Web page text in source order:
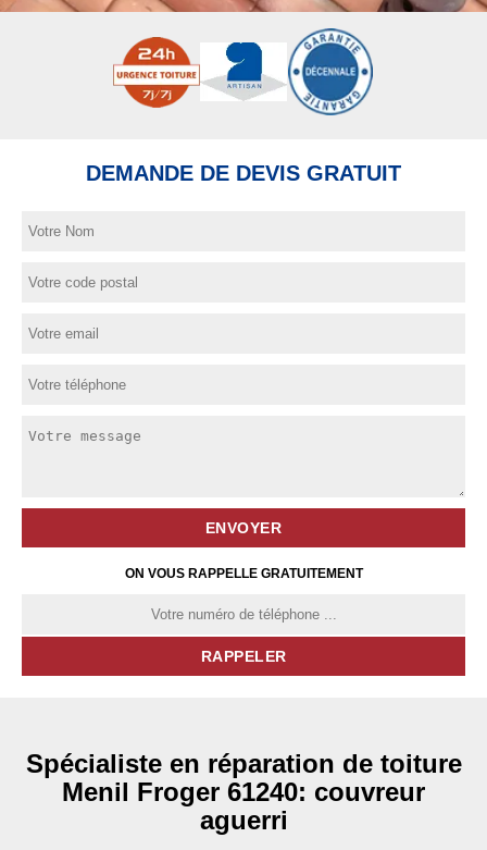
DEMANDE DE DEVIS GRATUIT
ON VOUS RAPPELLE GRATUITEMENT
Spécialiste en réparation de toiture
Menil Froger 61240: couvreur
aguerri